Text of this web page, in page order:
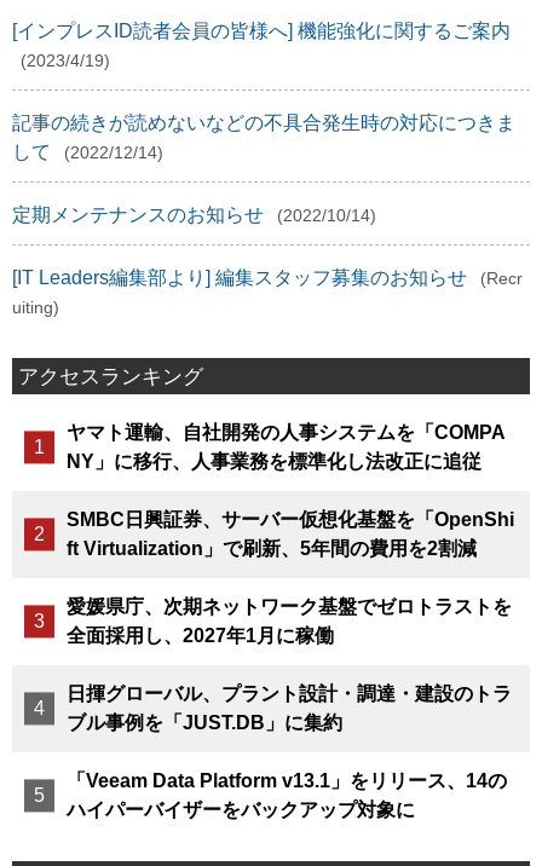
[インプレスID読者会員の皆様へ] 機能強化に関するご案内
(2023/4/19)
記事の続きが読めないなどの不具合発生時の対応につきま
して
(2022/12/14)
定期メンテナンスのお知らせ (2022/10/14)
[IT Leaders編集部より] 編集スタッフ募集のお知らせ
(Recr
uiting)
アクセスランキング
ヤマト運輸、自社開発の人事システムを「COMPA
NY」に移行、人事業務を標準化し法改正に追従
SMBC日興証券、サーバー仮想化基盤を「OpenShi
ft Virtualization」で刷新、5年間の費用を2割減
愛媛県庁、次期ネットワーク基盤でゼロトラストを
全面採用し、2027年1月に稼働
日揮グローバル、プラント設計・調達・建設のトラ
ブル事例を「JUST.DB」に集約
「Veeam Data Platform v13.1」をリリース、14の
ハイパーバイザーをバックアップ対象に